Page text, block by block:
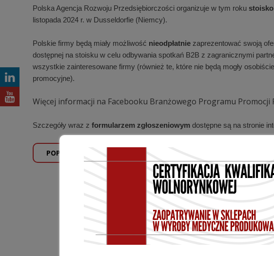
Polska Agencja Rozwoju Przedsiębiorczości organizuje w tym roku
listopada 2024 r. w Dusseldorfie (Niemcy).
Polskie firmy będą miały możliwość nieodpłatnie zaprezentować swoją
dostępnej na stoisku w celu odbywania spotkań B2B z zagranicznymi
wszystkie zainteresowane firmy (również te, które nie będą mogły
promocyjne).
Więcej informacji na Facebooku Branżowego Programu Promocji
Szczegóły wraz z formularzem zgłoszeniowym dostępne są na stronie
POPRZEDNI WPIS